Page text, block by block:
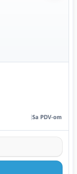
Sa PDV-om